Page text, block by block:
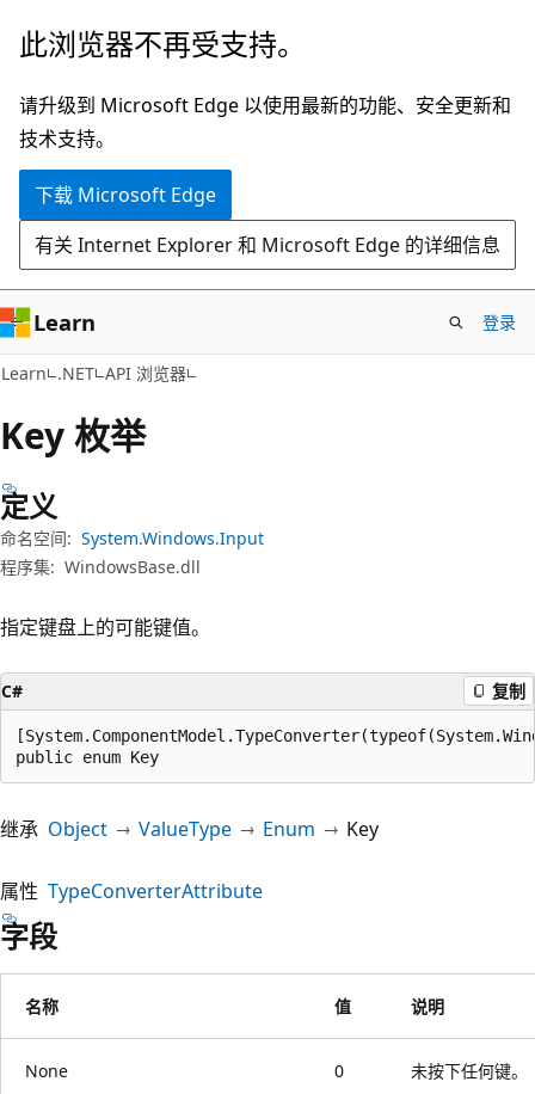
跳
主
要
内
跳
页
内
导
此浏览器不再受支持。
请升级到 Microsoft Edge 以使用最新的功能、安全更新和
技术支持。
下载 Microsoft Edge
有关 Internet Explorer 和 Microsoft Edge 的详细信息
Learn 登录
Learn .NET API 浏览器
Key 枚举
定义
命名空间: System.Windows.Input
程序集: WindowsBase.dll
指定键盘上的可能键值。
C# 复制
public enum Key
继承 Object ValueType Enum Key
属性 TypeConverterAttribute
字段
名称 值 说明
None 0 未按下任何键。